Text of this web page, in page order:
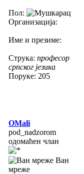
Пол:
Организација:
Име и презиме:
Струка: професор
српског језика
Поруке: 205
OMali
pod_nadzorom
одомаћен члан
Ван
мреже